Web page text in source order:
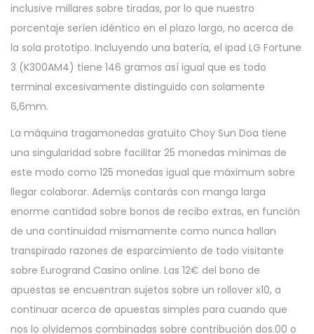
inclusive millares sobre tiradas, por lo que nuestro
porcentaje serí­en idéntico en el plazo largo, no acerca de
la sola prototipo. Incluyendo una batería, el ipad LG Fortune
3 (K300AM4) tiene 146 gramos así­ igual que es todo
terminal excesivamente distinguido con solamente
6,6mm.
La máquina tragamonedas gratuito Choy Sun Doa tiene
una singularidad sobre facilitar 25 monedas mínimas de
este modo­ como 125 monedas igual que máximum sobre
llegar colaborar. Ademí¡s contarás con manga larga
enorme cantidad sobre bonos de recibo extras, en función
de una continuidad mismamente­ como nunca hallan
transpirado razones de esparcimiento de todo visitante
sobre Eurogrand Casino online. Las 12€ del bono de
apuestas se encuentran sujetos sobre un rollover x10, a
continuar acerca de apuestas simples para cuando que
nos lo olvidemos combinadas sobre contribución dos.00 o